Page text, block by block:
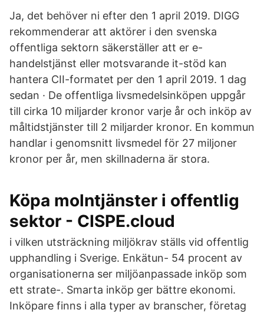
Ja, det behöver ni efter den 1 april 2019. DIGG
rekommenderar att aktörer i den svenska
offentliga sektorn säkerställer att er e-
handelstjänst eller motsvarande it-stöd kan
hantera CII-formatet per den 1 april 2019. 1 dag
sedan · De offentliga livsmedelsinköpen uppgår
till cirka 10 miljarder kronor varje år och inköp av
måltidstjänster till 2 miljarder kronor. En kommun
handlar i genomsnitt livsmedel för 27 miljoner
kronor per år, men skillnaderna är stora.
Köpa molntjänster i offentlig
sektor - CISPE.cloud
i vilken utsträckning miljökrav ställs vid offentlig
upphandling i Sverige. Enkätun- 54 procent av
organisationerna ser miljöanpassade inköp som
ett strate-. Smarta inköp ger bättre ekonomi.
Inköpare finns i alla typer av branscher, företag